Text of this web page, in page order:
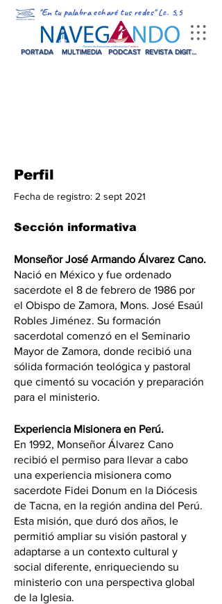
"En tu palabra echaré tus redes" Lc. 5,5
PORTADA MULTIMEDIA PODCAST REVISTA DIGITAL
Perfil
Fecha de registro: 2 sept 2021
Sección informativa
Monseñor José Armando Álvarez Cano.
Nació en México y fue ordenado
sacerdote el 8 de febrero de 1986 por
el Obispo de Zamora, Mons. José Esaúl
Robles Jiménez. Su formación
sacerdotal comenzó en el Seminario
Mayor de Zamora, donde recibió una
sólida formación teológica y pastoral
que cimentó su vocación y preparación
para el ministerio.
Experiencia Misionera en Perú.
En 1992, Monseñor Álvarez Cano
recibió el permiso para llevar a cabo
una experiencia misionera como
sacerdote Fidei Donum en la Diócesis
de Tacna, en la región andina del Perú.
Esta misión, que duró dos años, le
permitió ampliar su visión pastoral y
adaptarse a un contexto cultural y
social diferente, enriqueciendo su
ministerio con una perspectiva global
de la Iglesia.